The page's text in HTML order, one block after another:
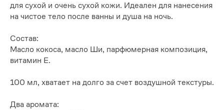
для сухой и очень сухой кожи. Идеален для нанесения
на чистое тело после ванны и душа на ночь.
Состав:
Масло кокоса, масло Ши, парфюмерная композиция,
витамин Е.
100 мл, хватает на долго за счет воздушной текстуры.
Два аромата: